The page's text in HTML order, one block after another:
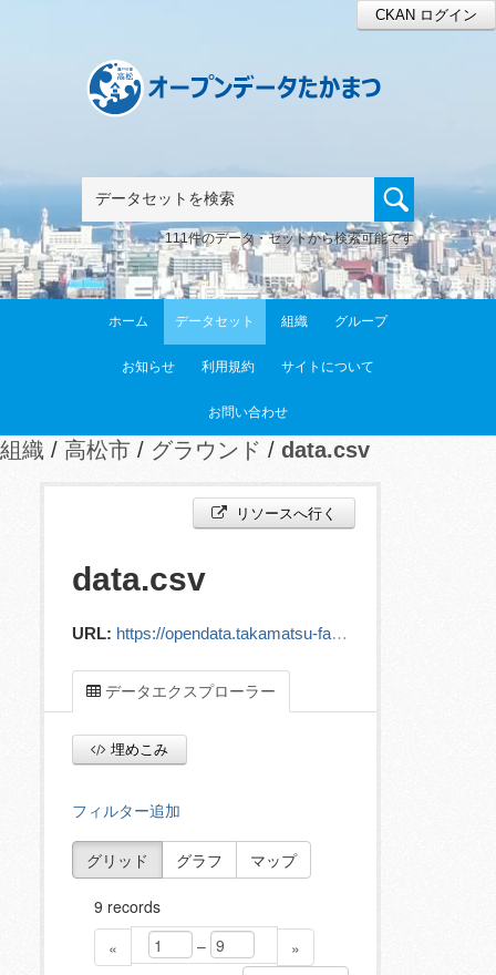
CKAN ログイン
111件のデータ・セットから検索可能です
ホーム データセット 組織 グループ
お知らせ 利用規約 サイトについて
お問い合わせ
組織 高松市 グラウンド data.csv
リソースへ行く
data.csv
URL: https://opendata.takamatsu-fact.com/ground/data.csv
データエクスプローラー
埋めこみ
フィルター追加